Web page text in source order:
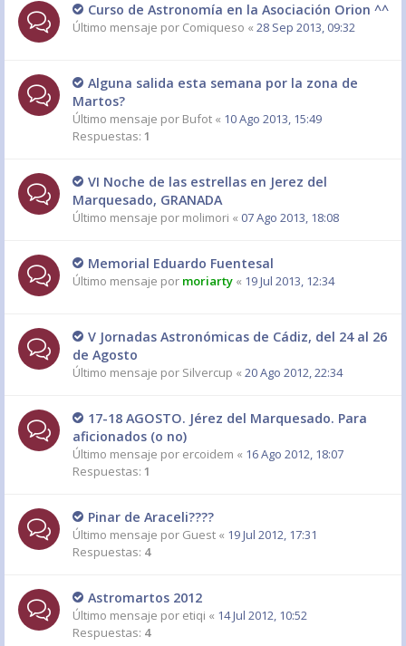
Curso de Astronomía en la Asociación Orion ^^
Último mensaje por Comiqueso « 28 Sep 2013, 09:32
Alguna salida esta semana por la zona de
Martos?
Último mensaje por Bufot « 10 Ago 2013, 15:49
Respuestas: 1
VI Noche de las estrellas en Jerez del
Marquesado, GRANADA
Último mensaje por molimori « 07 Ago 2013, 18:08
Memorial Eduardo Fuentesal
Último mensaje por moriarty « 19 Jul 2013, 12:34
V Jornadas Astronómicas de Cádiz, del 24 al 26
de Agosto
Último mensaje por Silvercup « 20 Ago 2012, 22:34
17-18 AGOSTO. Jérez del Marquesado. Para
aficionados (o no)
Último mensaje por ercoidem « 16 Ago 2012, 18:07
Respuestas: 1
Pinar de Araceli????
Último mensaje por Guest « 19 Jul 2012, 17:31
Respuestas: 4
Astromartos 2012
Último mensaje por etiqi « 14 Jul 2012, 10:52
Respuestas: 4